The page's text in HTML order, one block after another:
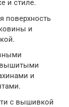
и стиле.
поверхность
и
вышитыми
и
с вышивкой